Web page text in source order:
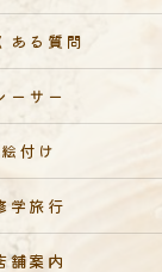
ある質問
ーサー
絵付け
学旅行
舗案内